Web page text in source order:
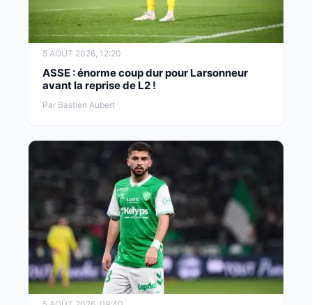
5 AOÛT 2026, 12:20
ASSE : énorme coup dur pour Larsonneur
avant la reprise de L2 !
Par Bastien Aubert